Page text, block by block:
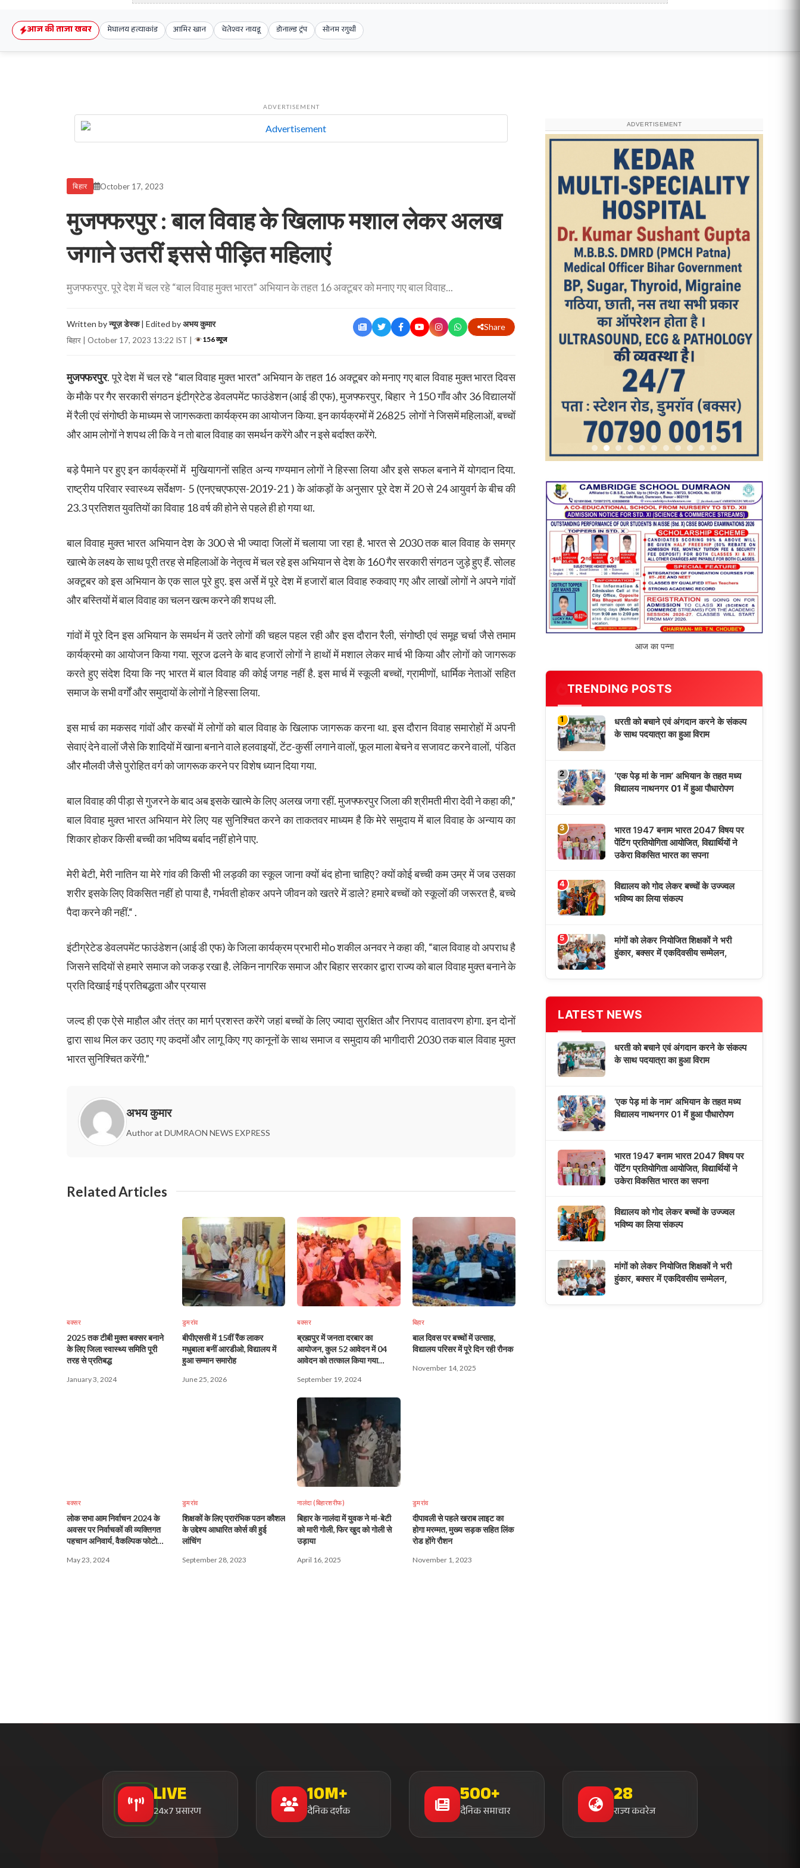
आज की ताजा खबर मेघालय हत्याकांड आमिर खान चेतेश्वर नायडू डोनाल्ड ट्रंप सोनम रगुथी
ADVERTISEMENT
बिहार October 17, 2023
मुजफ्फरपुर : बाल विवाह के खिलाफ मशाल लेकर अलख
जगाने उतरीं इससे पीड़ित महिलाएं
मुजफ्फरपुर. पूरे देश में चल रहे “बाल विवाह मुक्त भारत” अभियान के तहत 16 अक्टूबर को मनाए गए बाल विवाह...
Written byन्यूज़ डेस्क| Edited byअभय कुमार
बिहार | October 17, 2023 13:22 IST | 156 व्यूज
Share
मुजफ्फरपुर. पूरे देश में चल रहे “बाल विवाह मुक्त भारत” अभियान के तहत 16 अक्टूबर को मनाए गए बाल विवाह मुक्त भारत दिवस
के मौके पर गैर सरकारी संगठन इंटीग्रेटेड डेवलपमेंट फाउंडेशन (आई डी एफ), मुजफ्फरपुर, बिहार ने 150 गाँव और 36 विद्यालयों
में रैली एवं संगोष्ठी के माध्यम से जागरूकता कार्यक्रम का आयोजन किया. इन कार्यक्रमों में 26825 लोगों ने जिसमें महिलाओं, बच्चों
और आम लोगों ने शपथ ली कि वे न तो बाल विवाह का समर्थन करेंगे और न इसे बर्दाश्त करेंगे.
बड़े पैमाने पर हुए इन कार्यक्रमों में मुखियागनों सहित अन्य गण्यमान लोगों ने हिस्सा लिया और इसे सफल बनाने में योगदान दिया.
राष्ट्रीय परिवार स्वास्थ्य सर्वेक्षण- 5 (एनएचएफएस-2019-21 ) के आंकड़ों के अनुसार पूरे देश में 20 से 24 आयुवर्ग के बीच की
23.3 प्रतिशत युवतियों का विवाह 18 वर्ष की होने से पहले ही हो गया था.
बाल विवाह मुक्त भारत अभियान देश के 300 से भी ज्यादा जिलों में चलाया जा रहा है. भारत से 2030 तक बाल विवाह के समग्र
खात्मे के लक्ष्य के साथ पूरी तरह से महिलाओं के नेतृत्व में चल रहे इस अभियान से देश के 160 गैर सरकारी संगठन जुड़े हुए हैं. सोलह
अक्टूबर को इस अभियान के एक साल पूरे हुए. इस अर्से में पूरे देश में हजारों बाल विवाह रुकवाए गए और लाखों लोगों ने अपने गांवों
और बस्तियों में बाल विवाह का चलन खत्म करने की शपथ ली.
गांवों में पूरे दिन इस अभियान के समर्थन में उतरे लोगों की चहल पहल रही और इस दौरान रैली, संगोष्ठी एवं समूह चर्चा जैसे तमाम
कार्यक्रमो का आयोजन किया गया. सूरज ढलने के बाद हजारों लोगों ने हाथों में मशाल लेकर मार्च भी किया‌ और लोगों को जागरूक
करते हुए संदेश दिया कि नए भारत में बाल विवाह की कोई जगह नहीं है. इस मार्च में स्कूली बच्चों, ग्रामीणों, धार्मिक नेताओं सहित
समाज के सभी वर्गों और समुदायों के लोगों ने हिस्सा लिया.
इस मार्च का मकसद गांवों और कस्बों में लोगों को बाल विवाह के खिलाफ जागरूक करना‌ था. इस दौरान विवाह समारोहों में अपनी
सेवाएं देने वालों जैसे कि शादियों में खाना बनाने वाले हलवाइयों, टेंट-कुर्सी लगाने वालों, फूल माला बेचने‌ व‌ सजावट करने‌ वालों, पंडित
और मौलवी जैसे पुरोहित वर्ग को जागरूक करने पर विशेष ध्यान दिया गया.
बाल विवाह की पीड़ा से गुजरने के बाद अब इसके खात्मे के लिए अलख जगा रहीं. मुजफ्फरपुर जिला की श्रीमती मीरा देवी ने कहा की,”
बाल विवाह मुक्त भारत अभियान मेरे लिए यह सुनिश्चित करने का ताकतवर माध्यम है कि मेरे समुदाय में बाल विवाह के अन्याय का
शिकार होकर किसी बच्ची का भविष्य बर्बाद नहीं होने पाए.
मेरी बेटी, मेरी नातिन या मेरे गांव की किसी भी लड़की का स्कूल जाना क्यों बंद होना चाहिए? क्यों कोई बच्ची कम उम्र में जब उसका
शरीर इसके लिए विकसित नहीं हो पाया है, गर्भवती होकर अपने जीवन को खतरे में डाले? हमारे बच्चों को स्कूलों की जरूरत है, बच्चे
पैदा करने की नहीं.“ .
इंटीग्रेटेड डेवलपमेंट फाउंडेशन (आई डी एफ) के जिला कार्यक्रम प्रभारी मोo शकील अनवर ने कहा की, “बाल विवाह वो अपराध है
जिसने सदियों से हमारे समाज को जकड़ रखा है. लेकिन नागरिक समाज और बिहार सरकार द्वारा राज्य को बाल विवाह मुक्त बनाने के
प्रति दिखाई गई प्रतिबद्धता और प्रयास
जल्द ही एक ऐसे माहौल और तंत्र का मार्ग प्रशस्त करेंगे जहां बच्चों के लिए ज्यादा सुरक्षित और निरापद वातावरण होगा. इन दोनों
द्वारा साथ मिल कर उठाए गए कदमों और लागू किए गए कानूनों के साथ समाज व समुदाय की भागीदारी 2030 तक बाल विवाह मुक्त
भारत सुनिश्चित करेंगी.”
अभय कुमार
Author at DUMRAON NEWS EXPRESS
Related Articles
बक्सर
2025 तक टीबी मुक्त बक्सर बनाने
के लिए जिला स्वास्थ्य समिति पूरी
तरह से प्रतिबद्ध
January 3, 2024
डुमरांव
बीपीएससी में 15वीं रैंक लाकर
मधुबाला बनीं आरडीओ, विद्यालय में
हुआ सम्मान समारोह
June 25, 2026
बक्सर
ब्रह्मपुर में जनता दरबार का
आयोजन, कुल 52 आवेदन में 04
आवेदन को तत्काल किया गया
September 19, 2024
बिहार
बाल दिवस पर बच्चों में उत्साह,
विद्यालय परिसर में पूरे दिन रही रौनक
November 14, 2025
बक्सर
लोक सभा आम निर्वाचन 2024 के
अवसर पर निर्वाचकों की व्यक्तिगत
पहचान अनिवार्य, वैकल्पिक फोटो
May 23, 2024
डुमरांव
शिक्षकों के लिए प्रारंभिक पठन कौशल
के उद्देश्य आधारित कोर्स की हुई
लांचिंग
September 28, 2023
नालंदा (बिहारशरीफ)
बिहार के नालंदा में युवक ने मां-बेटी
को मारी गोली, फिर खुद को गोली से
उड़ाया
April 16, 2025
डुमरांव
दीपावली से पहले खराब लाइट का
होगा मरम्मत, मुख्य सड़क सहित लिंक
रोड होंगे रौशन
November 1, 2023
ADVERTISEMENT
आज का पन्ना
TRENDING POSTS
धरती को बचाने एवं अंगदान करने के संकल्प
के साथ पदयात्रा का हुआ विराम
2
‘एक पेड़ मां के नाम’ अभियान के तहत मध्य
विद्यालय नाथनगर 01 में हुआ पौधारोपण
3
भारत 1947 बनाम भारत 2047 विषय पर
पेंटिंग प्रतियोगिता आयोजित, विद्यार्थियों ने
उकेरा विकसित भारत का सपना
विद्यालय को गोद लेकर बच्चों के उज्ज्वल
मांगों को लेकर नियोजित शिक्षकों ने भरी
हुंकार, बक्सर में एकदिवसीय सम्मेलन,
LATEST NEWS
‘एक पेड़ मां के नाम’ अभियान के तहत मध्य
उकेरा विकसित भारत का सपना
भविष्य का लिया संकल्प
मांगों को लेकर नियोजित शिक्षकों ने भरी
हुंकार, बक्सर में एकदिवसीय सम्मेलन,
LIVE
24x7 प्रसारण
10M+
दैनिक दर्शक
500+
दैनिक समाचार
28
राज्य कवरेज